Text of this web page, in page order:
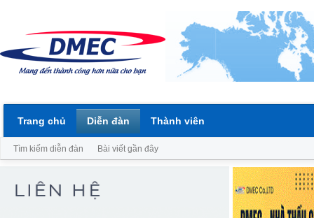
Trang chủ Diễn đàn
Tìm kiếm diễn đàn Bài viết gần đây
Thành viên